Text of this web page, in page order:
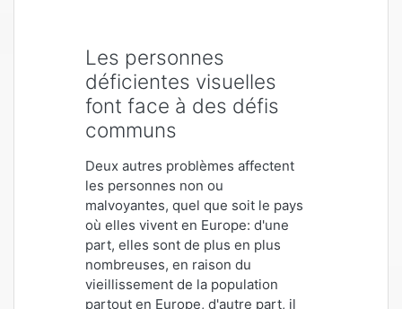
Les personnes
déficientes visuelles
font face à des défis
communs
Deux autres problèmes affectent
les personnes non ou
malvoyantes, quel que soit le pays
où elles vivent en Europe: d'une
part, elles sont de plus en plus
nombreuses, en raison du
vieillissement de la population
partout en Europe, d'autre part, il